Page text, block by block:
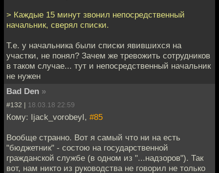
> Каждые 15 минут звонил непосредственный
начальник, сверял списки.
Т.е. у начальника были списки явившихся на
участки, не понял? Зачем же тревожить сотрудников
в таком случае... тут и непосредственный начальник
не нужен
Bad Den »
#132 | 18.03.18 22:59
Кому: Ijack_vorobeyI, #85
Вообще странно. Вот я самый что ни на есть
"бюджетник" - состою на государственной
гражданской службе (в одном из "...надзоров"). Так
вот, нам никто из руководства не говорил не только